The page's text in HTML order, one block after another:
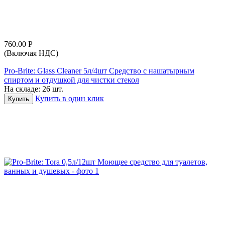
760.00 Р
(Включая НДС)
Pro-Brite: Glass Cleaner 5л/4шт Средство с нашатырным
спиртом и отдушкой для чистки стекол
На складе: 26 шт.
Купить Купить в один клик